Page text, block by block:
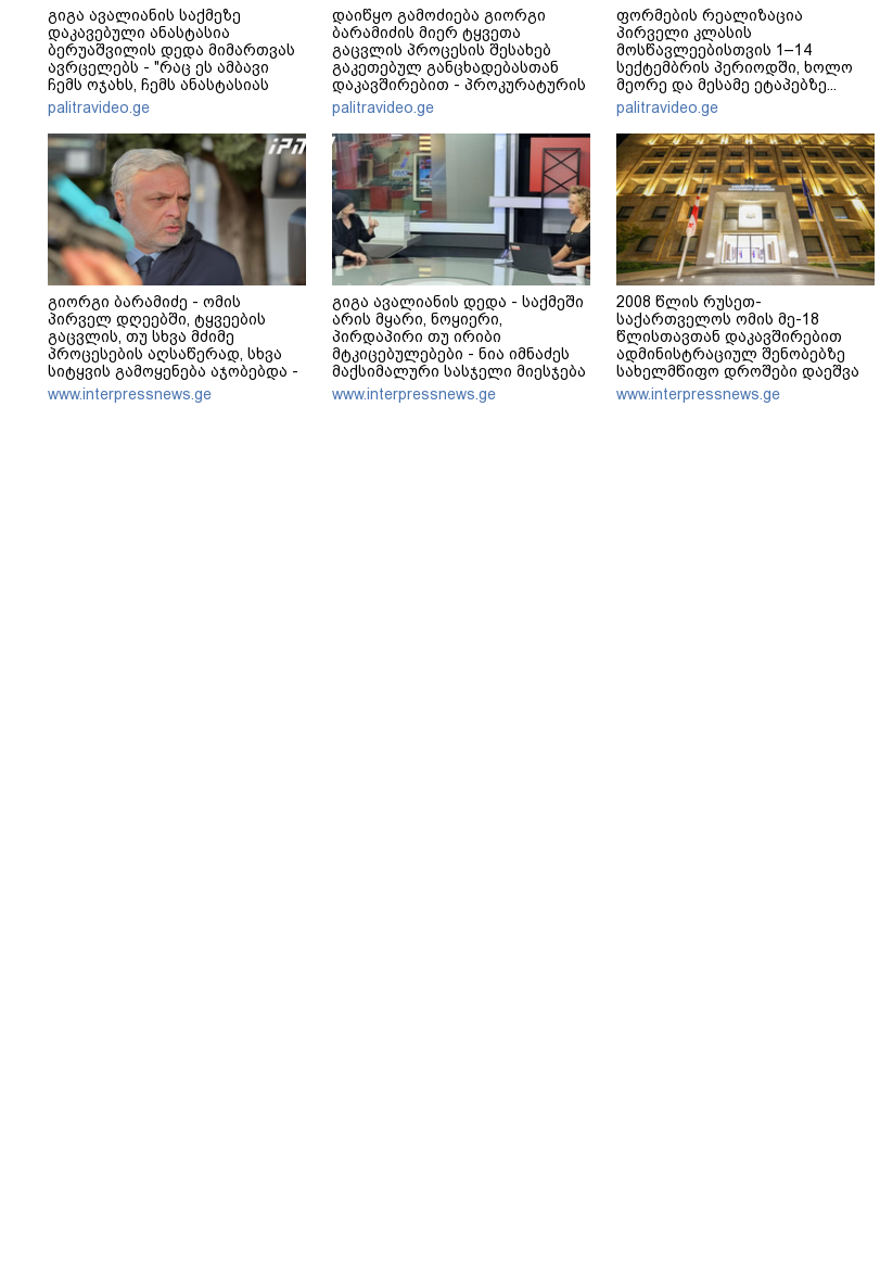
გიგა ავალიანის საქმეზე
დაკავებული ანასტასია
ბერუაშვილის დედა მიმართვას
ავრცელებს - "რაც ეს ამბავი
ჩემს ოჯახს, ჩემს ანასტასიას
გადახდა თავს, მის მერე მე მე
არ ვარ"
palitravideo.ge
დაიწყო გამოძიება გიორგი
ბარამიძის მიერ ტყვეთა
გაცვლის პროცესის შესახებ
გაკეთებულ განცხადებასთან
დაკავშირებით - პროკურატურის
განცხადება
palitravideo.ge
ფორმების რეალიზაცია
პირველი კლასის
მოსწავლეებისთვის 1–14
სექტემბრის პერიოდში, ხოლო
მეორე და მესამე ეტაპებზე...
palitravideo.ge
გიორგი ბარამიძე - ომის
პირველ დღეებში, ტყვეების
გაცვლის, თუ სხვა მძიმე
პროცესების აღსაწერად, სხვა
სიტყვის გამოყენება აჯობებდა -
არასდროს მითქვამს, რომ
ჩვენები ხელებაწეულს ან
www.interpressnews.ge
გიგა ავალიანის დედა - საქმეში
არის მყარი, ნოყიერი,
პირდაპირი თუ ირიბი
მტკიცებულებები - ნია იმნაძეს
მაქსიმალური სასჯელი მიესჯება
- ჩვენ ნია იმნაძეს არ ვედავებით
იმას, რომ ეუბნება: “წადი,
www.interpressnews.ge
2008 წლის რუსეთ-
საქართველოს ომის მე-18
წლისთავთან დაკავშირებით
ადმინისტრაციულ შენობებზე
სახელმწიფო დროშები დაეშვა
www.interpressnews.ge